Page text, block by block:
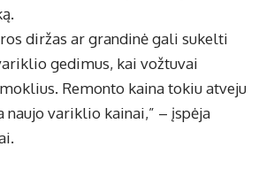
diržas ar grandinė gali sukelti
gedimus, kai vožtuvai
Remonto kaina tokiu atveju
naujo variklio kainai,” – įspėja